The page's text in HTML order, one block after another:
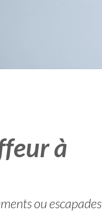
à
ou escapades